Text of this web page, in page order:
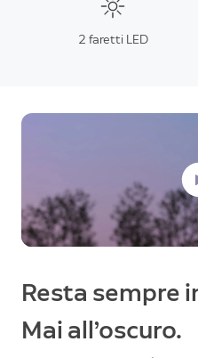
2 faretti LED
Resta sempre
Mai all’oscuro.